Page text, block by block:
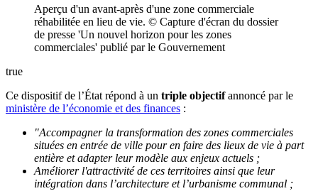
Aperçu d'un avant-après d'une zone commerciale
réhabilitée en lieu de vie. © Capture d'écran du dossier
de presse 'Un nouvel horizon pour les zones
commerciales' publié par le Gouvernement
true
Ce dispositif de l’État répond à un triple objectifannoncé par le
ministère de l’économie et des finances :
"Accompagner la transformation des zones commerciales
situées en entrée de ville pour en faire des lieux de vie à part
entière et adapter leur modèle aux enjeux actuels ;
Améliorer l'attractivité de ces territoires ainsi que leur
intégration dans l’architecture et l’urbanisme communal ;